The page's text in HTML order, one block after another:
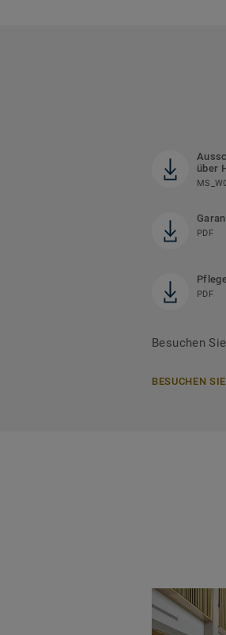
über
PDF
PDF
Besuchen
BESUCHEN